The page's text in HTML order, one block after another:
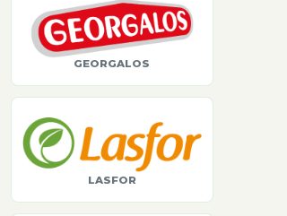
GEORGALOS
LASFOR